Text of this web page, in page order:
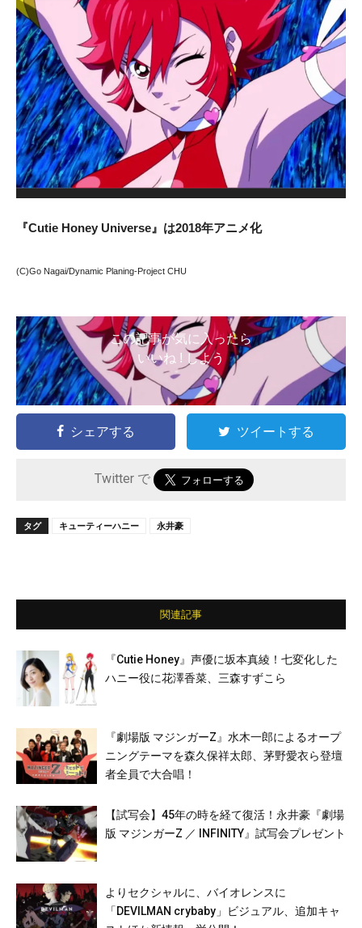
『Cutie Honey Universe』は2018年アニメ化
(C)Go Nagai/Dynamic Planing-Project CHU
この記事が気に入ったら
いいね ! しよう
シェアする ツイートする
Twitter で
タグ キューティーハニー 永井豪
関連記事
『Cutie Honey』声優に坂本真綾！七変化した
ハニー役に花澤香菜、三森すずこら
『劇場版 マジンガーZ』水木一郎によるオープ
ニングテーマを森久保祥太郎、茅野愛衣ら登壇
者全員で大合唱！
【試写会】45年の時を経て復活！永井豪『劇場
版 マジンガーZ ／ INFINITY』試写会プレゼント
よりセクシャルに、バイオレンスに
「DEVILMAN crybaby」ビジュアル、追加キャ